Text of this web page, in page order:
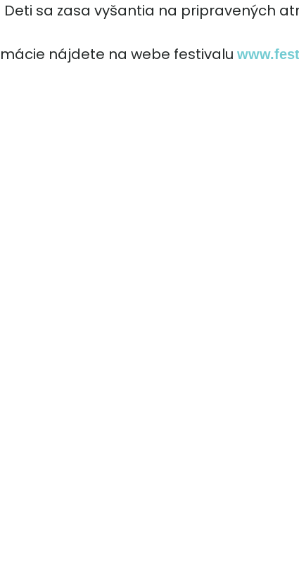
sa zasa vyšantia na pripravených
nájdete na webe festivalu